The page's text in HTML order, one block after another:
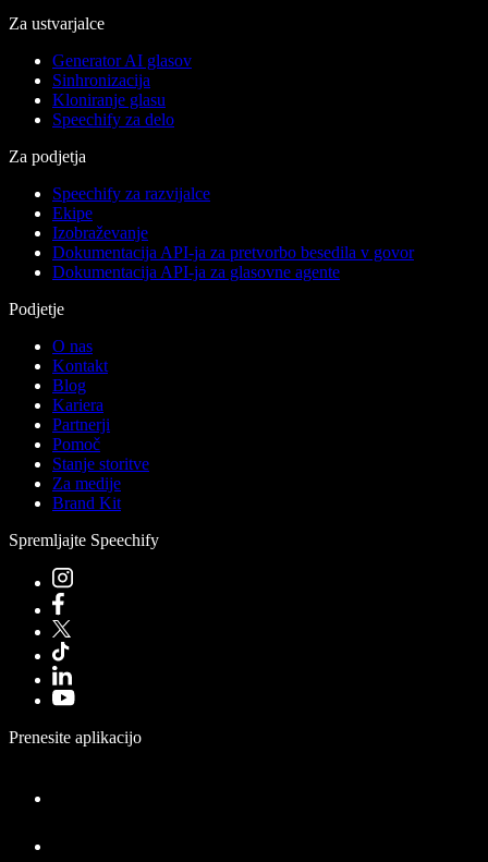
Za ustvarjalce
Generator AI glasov
Sinhronizacija
Kloniranje glasu
Speechify za delo
Za podjetja
Speechify za razvijalce
Ekipe
Izobraževanje
Dokumentacija API-ja za pretvorbo besedila v govor
Dokumentacija API-ja za glasovne agente
Podjetje
O nas
Kontakt
Blog
Kariera
Partnerji
Pomoč
Stanje storitve
Za medije
Brand Kit
Spremljajte Speechify
Prenesite aplikacijo